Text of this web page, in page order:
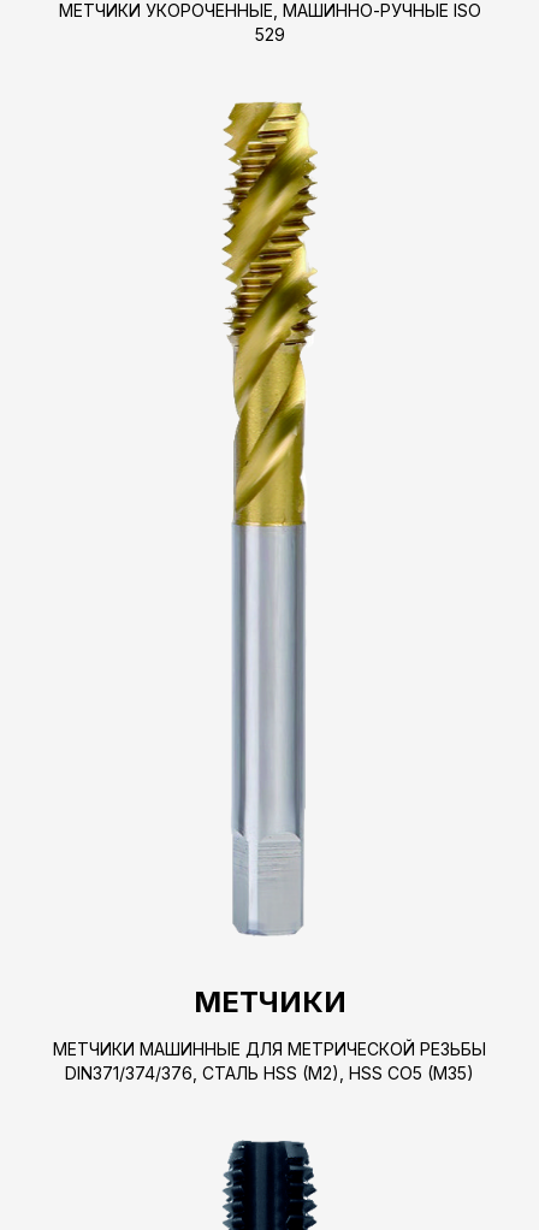
МЕТЧИКИ УКОРОЧЕННЫЕ, МАШИННО-РУЧНЫЕ ISO
529
МЕТЧИКИ
МЕТЧИКИ МАШИННЫЕ ДЛЯ МЕТРИЧЕСКОЙ РЕЗЬБЫ
DIN371/374/376, СТАЛЬ HSS (M2), HSS CO5 (M35)